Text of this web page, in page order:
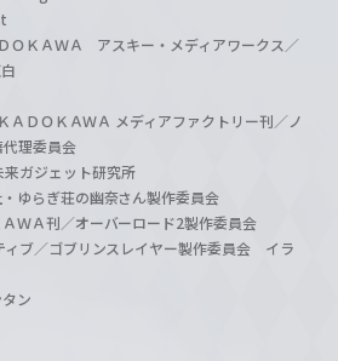
ＯＫＡＷＡ アスキー・メディアワークス／
ＤＯＫＡＷＡ メディアファクトリー刊／ノ
理委員会
ガジェット研究所
ゆらぎ荘の幽奈さん製作委員会
ＷＡ刊／オーバーロード2製作委員会
ブ／ゴブリンスレイヤー製作委員会 イラ
ン